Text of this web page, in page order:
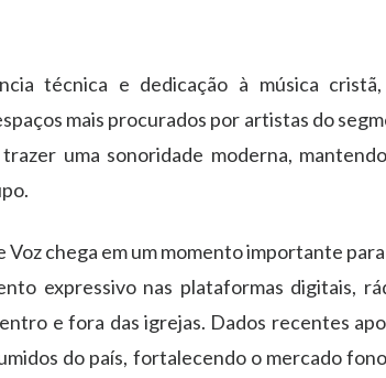
técnica e dedicação à música
mais procurados por artistas do
uma sonoridade moderna,
chega em um momento importante
expressivo nas plataformas digitais,
e fora das igrejas. Dados recentes
do país, fortalecendo o mercado